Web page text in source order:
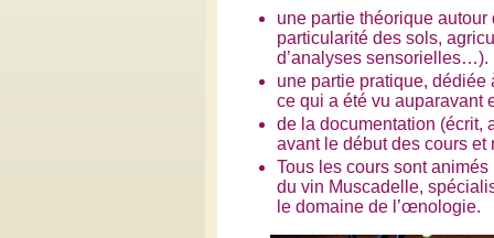
une partie théorique
particularité des sols,
d’analyses sensorielles…).
une partie pratique, dédiée
ce qui a été vu auparavant
de la documentation (écrit,
avant le début des cours
Tous les cours sont
du vin Muscadelle,
le domaine de l’œnologie.